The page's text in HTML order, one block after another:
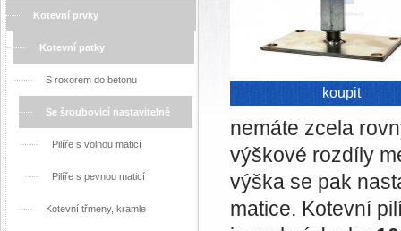
koupit
nemáte zcela
výškové rozdíly
výška se pak
matice. Kotevní
Kotevní prvky
Kotevní patky
S roxorem do betonu
Se šroubovicí nastavitelné
Pilíře s volnou maticí
Pilíře s pevnou maticí
Kotevní třmeny, kramle